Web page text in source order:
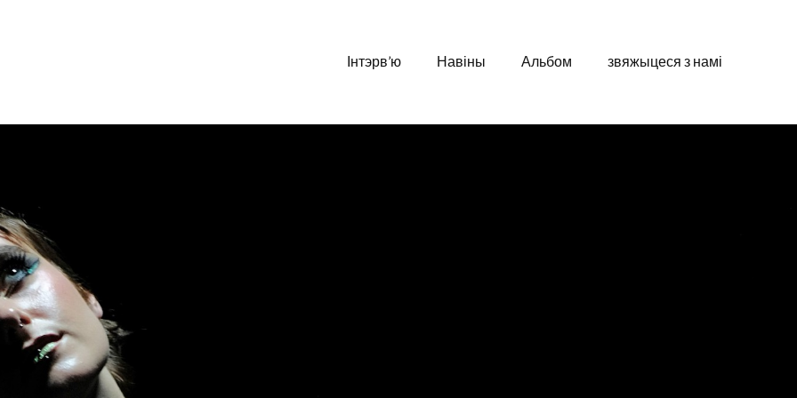
Інтэрв’ю Навіны Альбом звяжыцеся з намі